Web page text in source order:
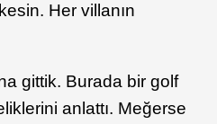
Her villanın
gittik. Burada bir golf
anlattı. Meğerse